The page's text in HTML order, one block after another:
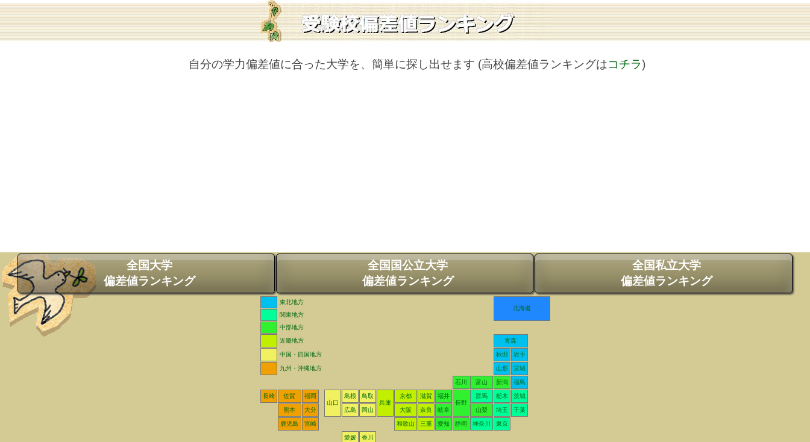
自分の学力偏差値に合った大学を、簡単に探し出せます (高校偏差値ランキングはコチラ)
全国大学
偏差値ランキング
全国国公立大学
偏差値ランキング
全国私立大学
偏差値ランキング
東北地方
北海道
関東地方
中部地方
近畿地方
青森
中国・四国地方 秋田 岩手
九州・沖縄地方 山形 宮城
石川 富山 新潟 福島
長崎 佐賀
福岡
山口
島根
鳥取
兵庫
京都 滋賀
福井
長野
群馬 栃木 茨城
熊本 大分 広島 岡山 大阪 奈良 岐阜 山梨 埼玉 千葉
鹿児島 宮崎 和歌山 三重 愛知 静岡 神奈川 東京
愛媛 香川